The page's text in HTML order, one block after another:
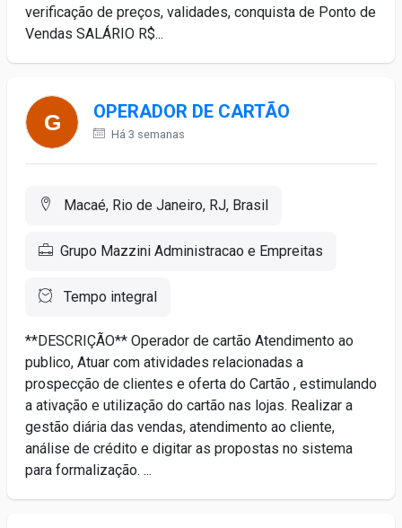
verificação de preços, validades, conquista de Ponto de
Vendas SALÁRIO R$...
OPERADOR DE CARTÃO
Há 3 semanas
Macaé, Rio de Janeiro, RJ, Brasil
Grupo Mazzini Administracao e Empreitas
Tempo integral
**DESCRIÇÃO** Operador de cartão Atendimento ao
publico, Atuar com atividades relacionadas a
prospecção de clientes e oferta do Cartão , estimulando
a ativação e utilização do cartão nas lojas. Realizar a
gestão diária das vendas, atendimento ao cliente,
análise de crédito e digitar as propostas no sistema
para formalização. ...